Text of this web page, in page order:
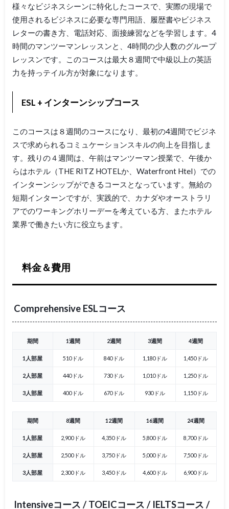
様々なビジネスシーンに特化したコースで、実際の現場で
使用されるビジネスに必要な専門用語、履歴書やビジネス
レターの書き方、電話対応、面接練習などを学習します。4
時間のマンツーマンレッスンと、4時間の少人数のグループ
レッスンです。このコースは最大８週間で中級以上の英語
力を持っテイル方が対象になります。
ESL + インターンシップコース
このコースは８週間のコースになり、最初の4週間でビジネ
スで求められるコミュケーションスキルの向上を目指しま
す。残りの４週間は、午前はマンツーマン授業で、午後か
らはホテル（THE RITZ HOTELか、Waterfront Htel）での
インターンシップができるコースとなっています。無給の
短期インターンですが、実践的で、カナダやオーストラリ
アでのワーキングホリーデーを考えている方、またホテル
業界で働きたい方に役立ちます。
料金＆費用
Comprehensive ESLコース
期間 1週間 2週間 3週間 4週間
1人部屋 510ドル 840ドル 1,180ドル 1,450ドル
2人部屋 440ドル 730ドル 1,010ドル 1,250ドル
3人部屋 400ドル 670ドル 930ドル 1,150ドル
期間 8週間 12週間 16週間 24週間
1人部屋 2,900ドル 4,350ドル 5,800ドル 8,700ドル
2人部屋 2,500ドル 3,750ドル 5,000ドル 7,500ドル
3人部屋 2,300ドル 3,450ドル 4,600ドル 6,900ドル
Intensiveコース / TOEICコース / IELTSコース /